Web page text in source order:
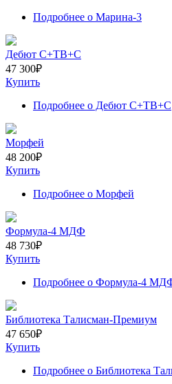
Подробнее о Марина-3
Дебют С+ТВ+С
47 300₽
Купить
Подробнее о Дебют С+ТВ+С
Морфей
48 200₽
Купить
Подробнее о Морфей
Формула-4 МДФ
48 730₽
Купить
Подробнее о Формула-4
Библиотека Талисман-Премиум
47 650₽
Купить
Подробнее о Библиотека